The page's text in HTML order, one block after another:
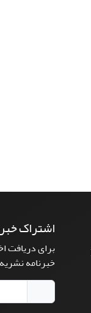
اشتراک
برای دریافت
خبرنامه